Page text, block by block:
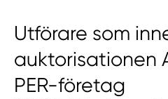
Utförare som
auktorisationen
PER-företag